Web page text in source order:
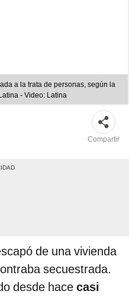
a la trata de personas, según la
- Video: Latina
Compartir
de una vivienda
secuestrada.
desde hace casi